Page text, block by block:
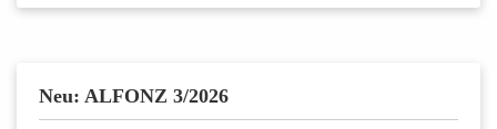
Neu: ALFONZ 3/2026